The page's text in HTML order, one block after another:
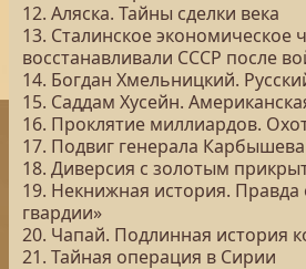
12. Аляска. Тайны сделки века
13. Сталинское экономическое
восстанавливали СССР после
14. Богдан Хмельницкий.
15. Саддам Хусейн.
16. Проклятие миллиардов.
17. Подвиг генерала Карбышева
18. Диверсия с золотым
19. Некнижная история.
гвардии»
20. Чапай. Подлинная история
21. Тайная операция в Сирии